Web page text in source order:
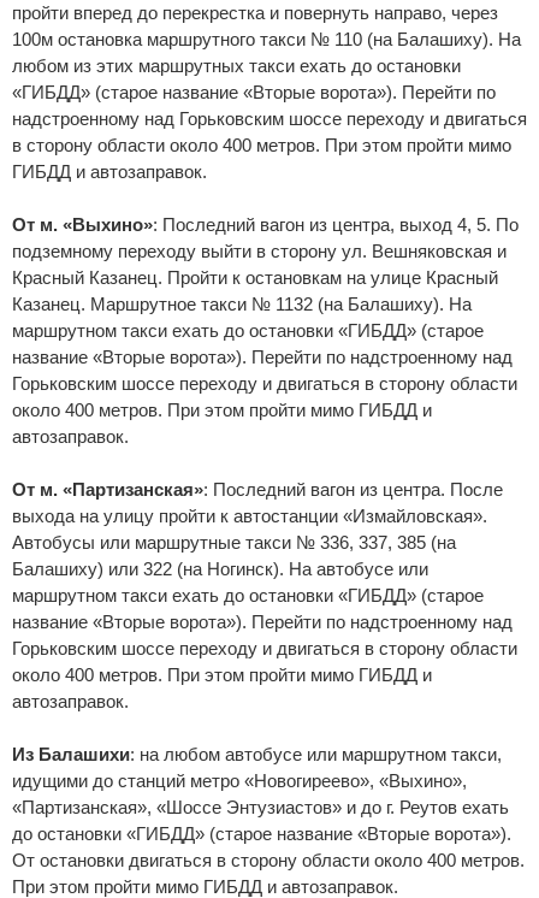
пройти вперед до перекрестка и повернуть направо, через
100м остановка маршрутного такси № 110 (на Балашиху). На
любом из этих маршрутных такси ехать до остановки
«ГИБДД» (старое название «Вторые ворота»). Перейти по
надстроенному над Горьковским шоссе переходу и двигаться
в сторону области около 400 метров. При этом пройти мимо
ГИБДД и автозаправок.
От м. «Выхино»: Последний вагон из центра, выход 4, 5. По
подземному переходу выйти в сторону ул. Вешняковская и
Красный Казанец. Пройти к остановкам на улице Красный
Казанец. Маршрутное такси № 1132 (на Балашиху). На
маршрутном такси ехать до остановки «ГИБДД» (старое
название «Вторые ворота»). Перейти по надстроенному над
Горьковским шоссе переходу и двигаться в сторону области
около 400 метров. При этом пройти мимо ГИБДД и
автозаправок.
От м. «Партизанская»: Последний вагон из центра. После
выхода на улицу пройти к автостанции «Измайловская».
Автобусы или маршрутные такси № 336, 337, 385 (на
Балашиху) или 322 (на Ногинск). На автобусе или
маршрутном такси ехать до остановки «ГИБДД» (старое
название «Вторые ворота»). Перейти по надстроенному над
Горьковским шоссе переходу и двигаться в сторону области
около 400 метров. При этом пройти мимо ГИБДД и
автозаправок.
Из Балашихи: на любом автобусе или маршрутном такси,
идущими до станций метро «Новогиреево», «Выхино»,
«Партизанская», «Шоссе Энтузиастов» и до г. Реутов ехать
до остановки «ГИБДД» (старое название «Вторые ворота»).
От остановки двигаться в сторону области около 400 метров.
При этом пройти мимо ГИБДД и автозаправок.